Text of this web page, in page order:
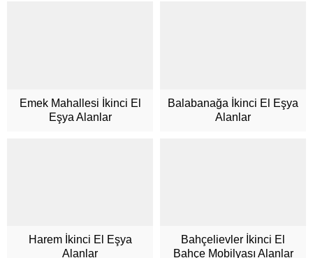
Emek Mahallesi İkinci El
Eşya Alanlar
Balabanağa İkinci El Eşya
Alanlar
Harem İkinci El Eşya
Alanlar
Bahçelievler İkinci El
Bahçe Mobilyası Alanlar
Müşteri Hizmetleri